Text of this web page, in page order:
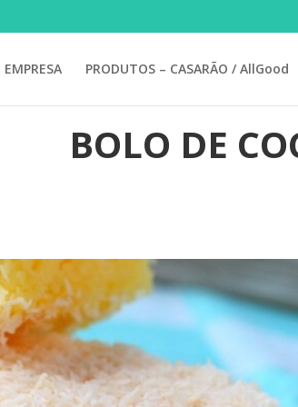
EMPRESA PRODUTOS – CASARÃO / AllGood
BOLO DE